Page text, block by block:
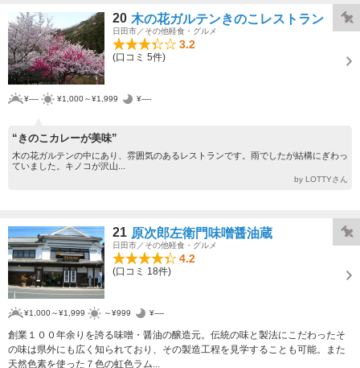
20 木の花ガルテンきのこレストラン
日田市／その他軽食・グルメ
3.2
(口コミ 5件)
¥---- ¥1,000～¥1,999 ¥----
“きのこカレーが美味”
木の花ガルテンの中にあり、雰囲気のあるレストランです。雨でしたが結構にぎわっ
ていました。キノコが沢山...
by LOTTYさん
21 原次郎左衛門味噌醤油蔵
日田市／その他軽食・グルメ
4.2
(口コミ 18件)
¥1,000～¥1,999 ～¥999 ¥----
創業１００年余りを誇る味噌・醤油の醸造元。伝統の味と製法にこだわったそ
の味は県外にも広く知られており、その製造工程を見学することも可能。また
天然色素を使った７色の虹色ラム...